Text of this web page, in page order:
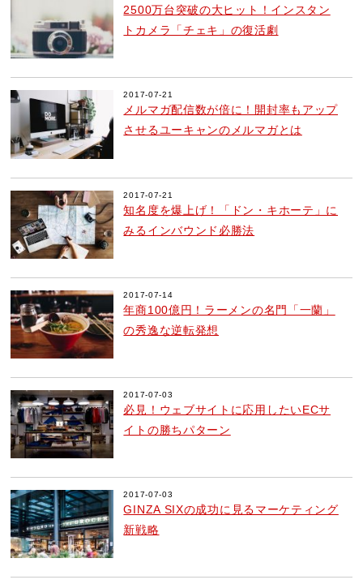
2500万台突破の大ヒット！インスタン
トカメラ「チェキ」の復活劇
2017-07-21
メルマガ配信数が倍に！開封率もアップ
させるユーキャンのメルマガとは
2017-07-21
知名度を爆上げ！「ドン・キホーテ」に
みるインバウンド必勝法
2017-07-14
年商100億円！ラーメンの名門「一蘭」
の秀逸な逆転発想
2017-07-03
必見！ウェブサイトに応用したいECサ
イトの勝ちパターン
2017-07-03
GINZA SIXの成功に見るマーケティング
新戦略